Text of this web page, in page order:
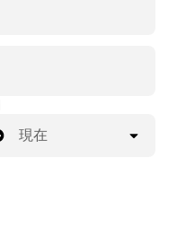
現在